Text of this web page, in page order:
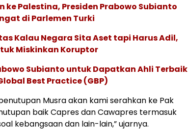
ke Palestina, Presiden Prabowo Subianto
di Parlemen Turki
Kalau Negara Sita Aset tapi Harus Adil,
Miskinkan Koruptor
Subianto untuk Dapatkan Ahli Terbaik
Best Practice (GBP)
Musra akan kami serahkan ke Pak
baik Capres dan Cawapres termasuk
kebangsaan dan lain-lain,” ujarnya.